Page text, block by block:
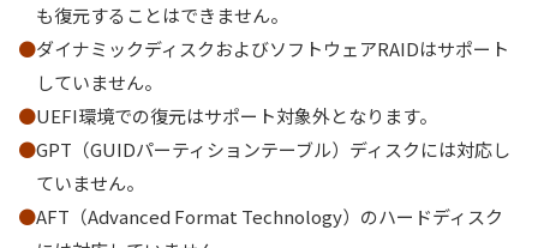
も復元することはできません。
ダイナミックディスクおよびソフトウェアRAIDはサポート
していません。
UEFI環境での復元はサポート対象外となります。
GPT（GUIDパーティションテーブル）ディスクには対応し
ていません。
AFT（Advanced Format Technology）のハードディスク